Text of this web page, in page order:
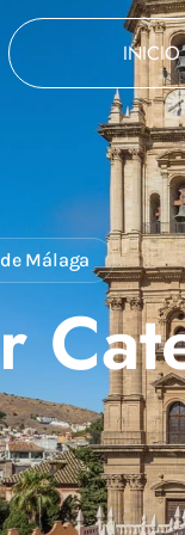
INICIO
Málaga